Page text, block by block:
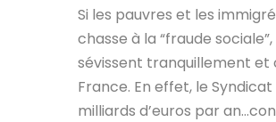
Si les pauvres et les
chasse à la “fraude
sévissent tranquillement et
France. En effet, le
milliards d’euros par